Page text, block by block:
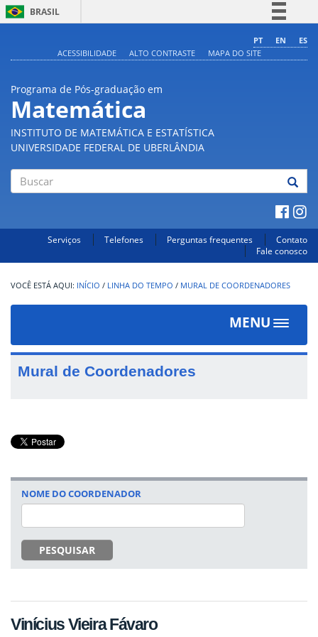
BRASIL
Comunica BR
PT EN
ES
ACESSIBILIDADE
ALTO CONTRASTE MAPA DO SITE
Programa de Pós-graduação em
Matemática
INSTITUTO DE MATEMÁTICA E ESTATÍSTICA
UNIVERSIDADE FEDERAL DE UBERLÂNDIA
Serviços Telefones Perguntas frequentes
Contato
Fale conosco
INÍCIO / LINHA DO TEMPO / MURAL DE COORDENADORES
MENU
Toggle
Mural de Coordenadores
NOME DO COORDENADOR
PESQUISAR
Vinícius Vieira Fávaro